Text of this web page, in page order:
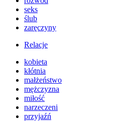
seks
ślub
zaręczyny
Relacje
kobieta
kłótnia
małżeństwo
mężczyzna
miłość
narzeczeni
przyjaźń